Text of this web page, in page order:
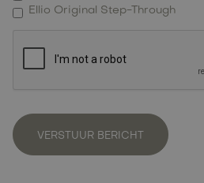
Ellio Original Step-Through